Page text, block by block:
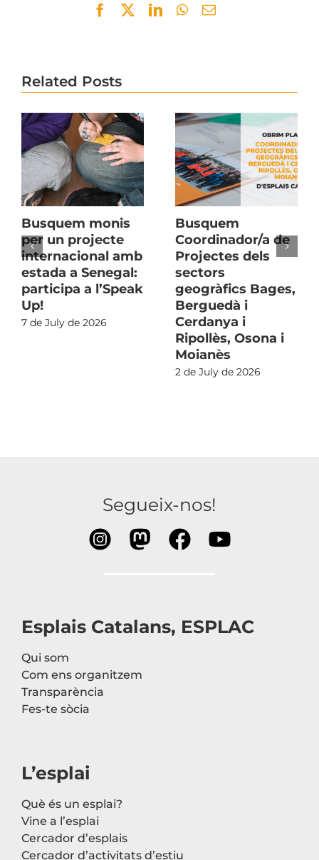
Facebook
TwitterLinkedInWhatsApp
Email
Related Posts
Busquem monis
per un projecte
internacional amb
estada a Senegal:
participa a l’Speak
Up!
7 de July de 2026
Busquem
Coordinador/a de
Projectes dels
sectors
geogràfics Bages,
Berguedà i
Cerdanya i
Ripollès, Osona i
Moianès
2 de July de 2026
Segueix-nos!
Esplais Catalans, ESPLAC
Qui som
Com ens organitzem
Transparència
Fes-te sòcia
L’esplai
Què és un esplai?
Vine a l’esplai
Cercador d’esplais
Cercador d’activitats d’estiu